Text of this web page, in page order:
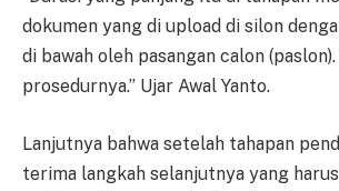
dokumen yang di upload di silon
di bawah oleh pasangan calon
prosedurnya.” Ujar Awal Yanto.
Lanjutnya bahwa setelah tahapan
terima langkah selanjutnya yang